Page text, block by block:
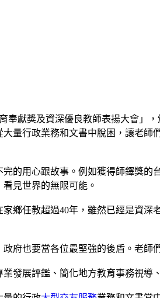
奉獻獎及資深優良教師表揚大會」
量行政業務和文書中脫困，讓老
的用心跟故事。例如獲得師鐸獎
見世界的無限可能。
鄉任教超過40年，雖然已經是資
府也要當各位最堅強的後盾。老
業發展評鑑、簡化地方教育事務視導